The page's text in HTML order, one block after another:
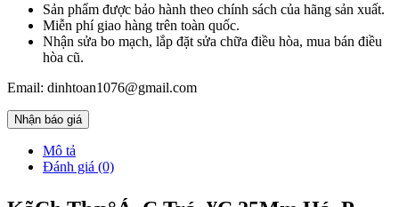
Sản phẩm được bảo hành theo chính sách của hãng sản xuất.
Miễn phí giao hàng trên toàn quốc.
Nhận sửa bo mạch, lắp đặt sửa chữa điều hòa, mua bán điều
hòa cũ.
Email: dinhtoan1076@gmail.com
Nhận báo giá
Mô tả
Đánh giá (0)